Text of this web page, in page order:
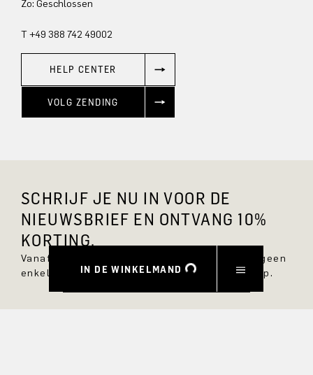
IN DE WINKELMAND
Zo: Geschlossen
T +49 388 742 49002
HELP CENTER
VOLG ZENDING
SCHRIJF JE NU IN VOOR DE
NIEUWSBRIEF EN ONTVANG 10%
KORTING.
Vanaf nu ben je altijd op de hoogte en mis je geen
enkele nieuwe stijl in de DRYKORN online shop.